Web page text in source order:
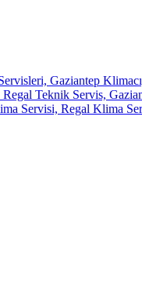
Gaziantep
Teknik Servis,
Servisi, Regal Klima